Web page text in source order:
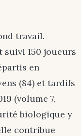
travail.
suivi 150 joueurs
en
(84) et tardifs
(volume 7,
biologique y
contribue